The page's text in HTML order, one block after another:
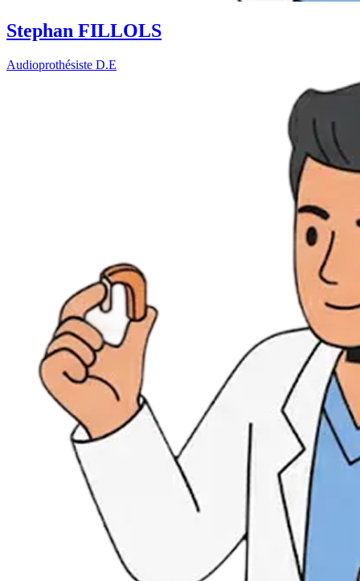
Stephan FILLOLS
Audioprothésiste D.E